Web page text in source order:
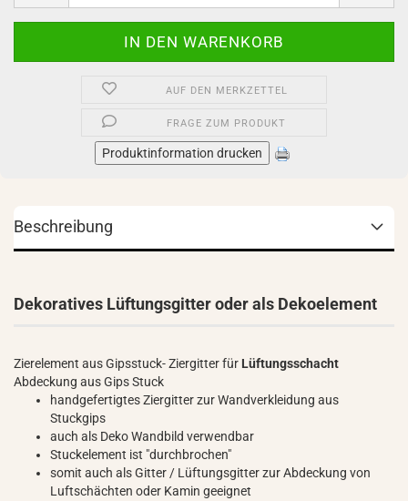
AUF DEN MERKZETTEL
FRAGE ZUM PRODUKT
Produktinformation drucken
Beschreibung
Dekoratives Lüftungsgitter oder als Dekoelement
Zierelement aus Gipsstuck- Ziergitter für Lüftungsschacht
Abdeckung aus Gips Stuck
handgefertigtes Ziergitter zur Wandverkleidung aus
Stuckgips
auch als Deko Wandbild verwendbar
Stuckelement ist "durchbrochen"
somit auch als Gitter / Lüftungsgitter zur Abdeckung von
Luftschächten oder Kamin geeignet